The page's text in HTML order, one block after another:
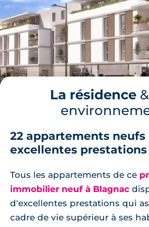
La résidence
22 appartements neufs
excellentes prestations
Tous les appartements de ce
immobilier neuf à Blagnac
d'excellentes prestations qui
cadre de vie supérieur à ses